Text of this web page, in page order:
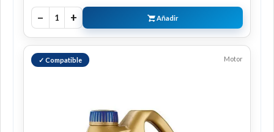
− 1 + Añadir
✓ Compatible Motor